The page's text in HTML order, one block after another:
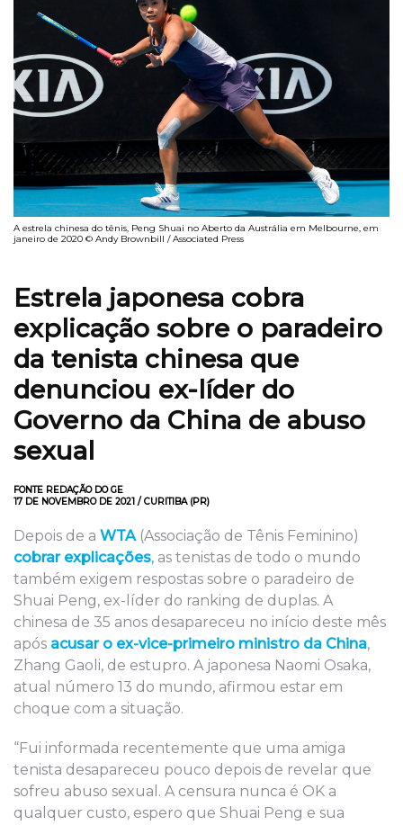
A estrela chinesa do tênis, Peng Shuai no Aberto da Austrália em Melbourne, em
janeiro de 2020 © Andy Brownbill / Associated Press
Estrela japonesa cobra
explicação sobre o paradeiro
da tenista chinesa que
denunciou ex-líder do
Governo da China de abuso
sexual
FONTE REDAÇÃO DO GE
17 DE NOVEMBRO DE 2021 / CURITIBA (PR)
Depois de a WTA(Associação de Tênis Feminino)
cobrar explicações, as tenistas de todo o mundo
também exigem respostas sobre o paradeiro de
Shuai Peng, ex-líder do ranking de duplas. A
chinesa de 35 anos desapareceu no início deste mês
após acusar o ex-vice-primeiro ministro da China,
Zhang Gaoli, de estupro. A japonesa Naomi Osaka,
atual número 13 do mundo, afirmou estar em
choque com a situação.
“Fui informada recentemente que uma amiga
tenista desapareceu pouco depois de revelar que
sofreu abuso sexual. A censura nunca é OK a
qualquer custo, espero que Shuai Peng e sua